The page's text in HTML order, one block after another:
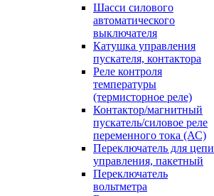
Шасси силового
автоматического
выключателя
Катушка управления
пускателя, контактора
Реле контроля
температуры
(термисторное реле)
Контактор/магнитный
пускатель/силовое реле
переменного тока (АС)
Переключатель для цепи
управления, пакетный
Переключатель
вольтметра